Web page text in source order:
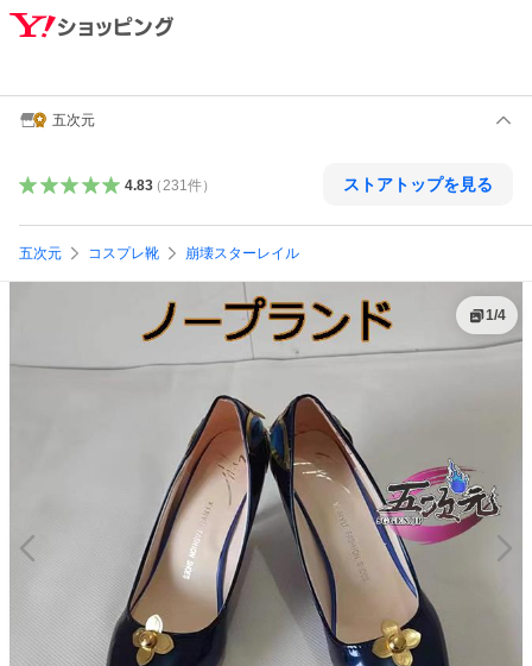
五次元
4.83（ 231件） ストアトップを見る
五次元 コスプレ靴 崩壊スターレイル
1/4